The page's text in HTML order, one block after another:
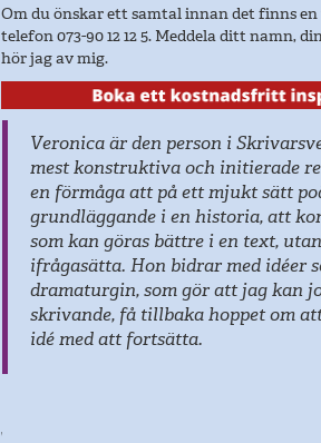
Om du önskar ett samtal innan det finns
telefon 073-90 12 12 5. Meddela ditt namn,
hör jag av mig.
Veronica är den person i
mest konstruktiva och initierade
en förmåga att på ett mjukt sätt
grundläggande i en historia, att
som kan göras bättre i en text,
ifrågasätta. Hon bidrar med idéer
dramaturgin, som gör att jag kan
skrivande, få tillbaka hoppet om
idé med att fortsätta.